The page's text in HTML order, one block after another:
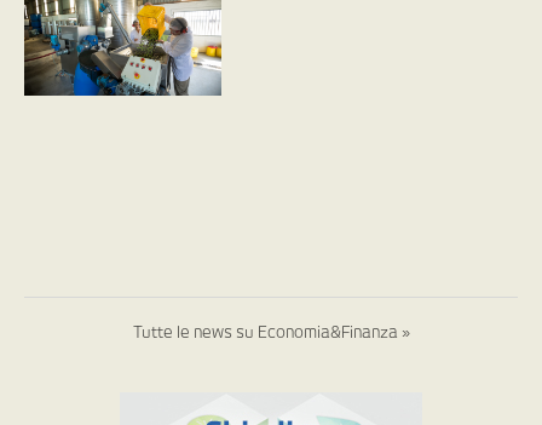
Tutte le news su Economia&Finanza »